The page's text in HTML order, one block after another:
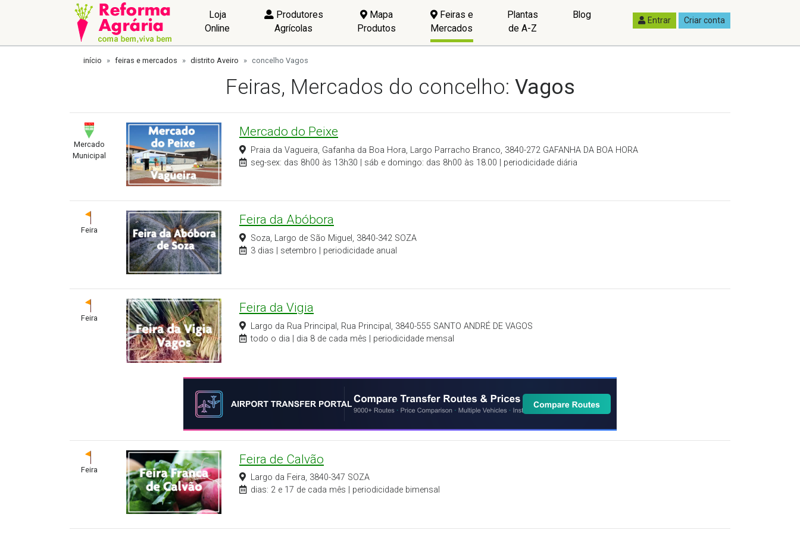
Loja
Online
Produtores
Agrícolas
Mapa
Produtos
Feiras e
Mercados
Plantas
de A-Z
Blog Entrar Criar conta
início feiras e mercados distrito Aveiro concelho Vagos
Feiras, Mercados do concelho: Vagos
Mercado
Municipal
Mercado do Peixe
Praia da Vagueira, Gafanha da Boa Hora, Largo Parracho Branco, 3840-272 GAFANHA DA BOA HORA
seg-sex: das 8h00 às 13h30 | sáb e domingo: das 8h00 às 18.00 | periodicidade diária
Feira
Feira da Abóbora
Soza, Largo de São Miguel, 3840-342 SOZA
3 dias | setembro | periodicidade anual
Feira
Feira da Vigia
Largo da Rua Principal, Rua Principal, 3840-555 SANTO ANDRÉ DE VAGOS
todo o dia | dia 8 de cada mês | periodicidade mensal
Feira
Feira de Calvão
Largo da Feira, 3840-347 SOZA
dias: 2 e 17 de cada mês | periodicidade bimensal